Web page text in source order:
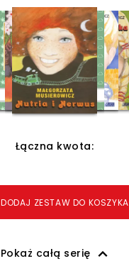
Łączna kwota:
DODAJ ZESTAW DO KOSZYKA
Pokaż całą serię